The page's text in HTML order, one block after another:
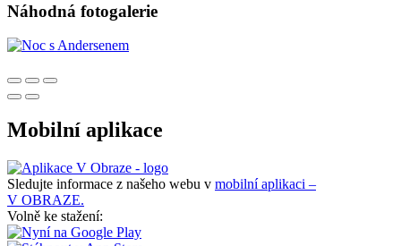
Náhodná fotogalerie
Mobilní aplikace
Sledujte informace z našeho webu v mobilní aplikaci –
V OBRAZE.
Volně ke stažení: